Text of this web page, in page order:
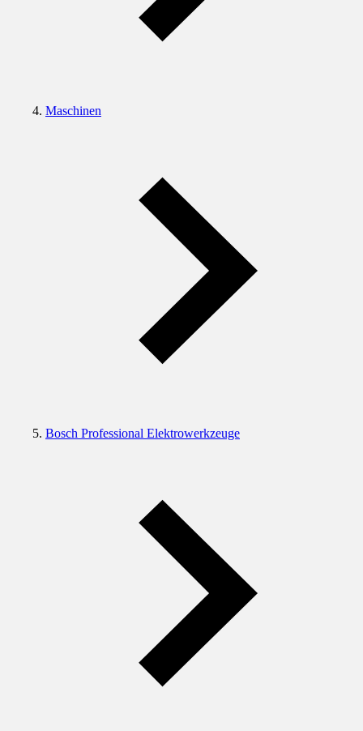
Maschinen
Bosch Professional Elektrowerkzeuge